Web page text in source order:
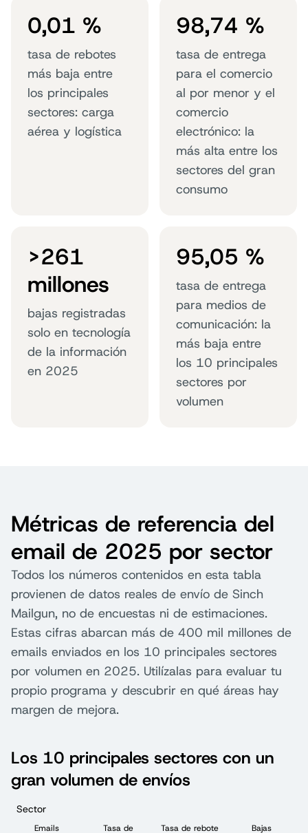
0,01 %
tasa de rebotes
más baja entre
los principales
sectores: carga
aérea y logística
98,74 %
tasa de entrega
para el comercio
al por menor y el
comercio
electrónico: la
más alta entre los
sectores del gran
consumo
>261
millones
bajas registradas
solo en tecnología
de la información
en 2025
95,05 %
tasa de entrega
para medios de
comunicación: la
más baja entre
los 10 principales
sectores por
volumen
Métricas de referencia del
email de 2025 por sector
Todos los números contenidos en esta tabla
provienen de datos reales de envío de Sinch
Mailgun, no de encuestas ni de estimaciones.
Estas cifras abarcan más de 400 mil millones de
emails enviados en los 10 principales sectores
por volumen en 2025. Utilízalas para evaluar tu
propio programa y descubrir en qué áreas hay
margen de mejora.
Los 10 principales sectores con un
gran volumen de envíos
Sector
Emails Tasa de Tasa de rebote Bajas